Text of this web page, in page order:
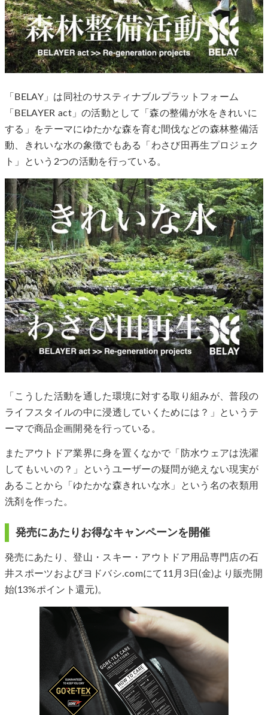
「BELAY」は同社のサスティナブルプラットフォーム
「BELAYER act」の活動として「森の整備が水をきれいに
する」をテーマにゆたかな森を育む間伐などの森林整備活
動、きれいな水の象徴でもある「わさび田再生プロジェク
ト」という2つの活動を行っている。
「こうした活動を通した環境に対する取り組みが、普段の
ライフスタイルの中に浸透していくためには？」というテ
ーマで商品企画開発を行っている。
またアウトドア業界に身を置くなかで「防水ウェアは洗濯
してもいいの？」というユーザーの疑問が絶えない現実が
あることから「ゆたかな森きれいな水」という名の衣類用
洗剤を作った。
発売にあたりお得なキャンペーンを開催
発売にあたり、登山・スキー・アウトドア用品専門店の石
井スポーツおよびヨドバシ.comにて11月3日(金)より販売開
始(13%ポイント還元)。